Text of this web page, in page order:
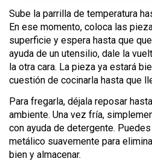
Sube la parrilla de temperatura
En ese momento, coloca las
superficie y espera hasta que
ayuda de un utensilio, dale la
la otra cara. La pieza ya estará
cuestión de cocinarla hasta que
Para fregarla, déjala reposar
ambiente. Una vez fría,
con ayuda de detergente.
metálico suavemente para
bien y almacenar.